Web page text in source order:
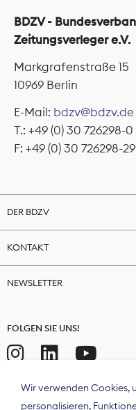
BDZV -
Zeitungsverleger e.V.
Markgrafenstraße 15
10969 Berlin
E-Mail: bdzv@bdzv.de
T.: +49 (0) 30 726298-0
F: +49 (0) 30 726298-
DER BDZV
KONTAKT
NEWSLETTER
FOLGEN SIE UNS!
Wir verwenden Cookies,
personalisieren,